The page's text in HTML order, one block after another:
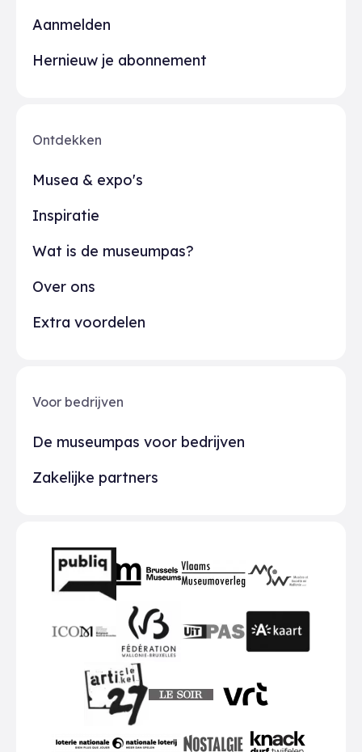
Ontdekken
Musea & expo's
Inspiratie
Wat is de museumpas?
Over ons
Extra voordelen
Voor bedrijven
De museumpas voor bedrijven
Zakelijke partners
Aanmelden
Hernieuw je abonnement
Partners
FWB
Art 27